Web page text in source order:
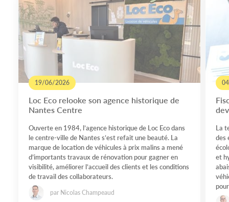
19/06/2026
Loc Eco relooke son agence historique de
Nantes Centre
Ouverte en 1984, l’agence historique de Loc Eco dans
le centre-ville de Nantes s’est refait une beauté. La
marque de location de véhicules à prix malins a mené
d’importants travaux de rénovation pour gagner en
visibilité, améliorer l’accueil des clients et les conditions
de travail des collaborateurs.
par Nicolas Champeaud
La
des
et